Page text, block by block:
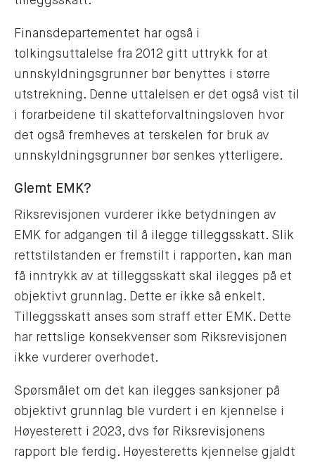
Finansdepartementet har også i
tolkingsuttalelse fra 2012 gitt uttrykk for at
unnskyldningsgrunner bør benyttes i større
utstrekning. Denne uttalelsen er det også vist til
i forarbeidene til skatteforvaltningsloven hvor
det også fremheves at terskelen for bruk av
unnskyldningsgrunner bør senkes ytterligere.
Glemt EMK?
Riksrevisjonen vurderer ikke betydningen av
EMK for adgangen til å ilegge tilleggsskatt. Slik
rettstilstanden er fremstilt i rapporten, kan man
få inntrykk av at tilleggsskatt skal ilegges på et
objektivt grunnlag. Dette er ikke så enkelt.
Tilleggsskatt anses som straff etter EMK. Dette
har rettslige konsekvenser som Riksrevisjonen
ikke vurderer overhodet.
Spørsmålet om det kan ilegges sanksjoner på
objektivt grunnlag ble vurdert i en kjennelse i
Høyesterett i 2023, dvs før Riksrevisjonens
rapport ble ferdig. Høyesteretts kjennelse gjaldt